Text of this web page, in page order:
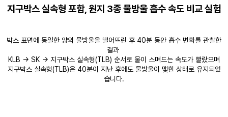
지구박스 실속형 포함, 원지 3종 물방울 흡수 속도 비교 실험
박스 표면에 동일한 양의 물방울을 떨어뜨린 후 40분 동안 흡수 변화를 관찰한
결과
KLB → SK → 지구박스 실속형(TLB) 순서로 물이 스며드는 속도가 빨랐으며
지구박스 실속형(TLB)은 40분이 지난 후에도 물방울이 맺힌 상태로 유지되었
습니다.